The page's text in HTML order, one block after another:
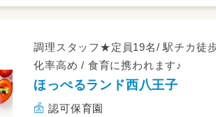
調理スタッフ★定員19名/ 駅チカ徒
化率高め / 食育に携われます♪
ほっぺるランド西八王子
認可保育園